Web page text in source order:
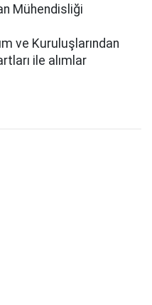
Mühendisliği
ve Kuruluşlarından
ile alımlar